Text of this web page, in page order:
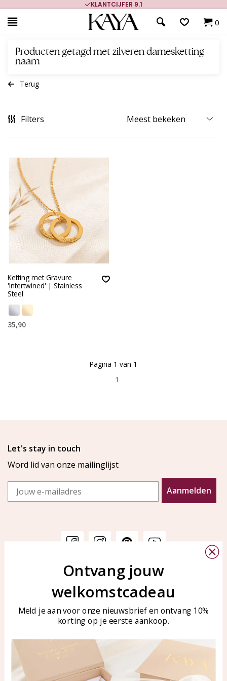
KLANTCIJFER 9.1
0
Producten getagd met zilveren damesketting
naam
Terug
Filters
Ketting met Gravure
'Intertwined' | Stainless
Steel
35,90
1
Pagina 1 van 1
Let's stay in touch
Word lid van onze mailinglijst
Email
Aanmelden
Veelgestelde vragen
Sieraden onderhouden
KAYA Sieraden
Bellen of WhatsApp Ma-Vr
Tel: 0850003187
WhatsApp: 0850003187
klantenservice@kayasierade
Ontvang jouw
welkomstcadeau
Meld je aan voor onze nieuwsbrief en ontvang 10%
korting op je eerste aankoop.